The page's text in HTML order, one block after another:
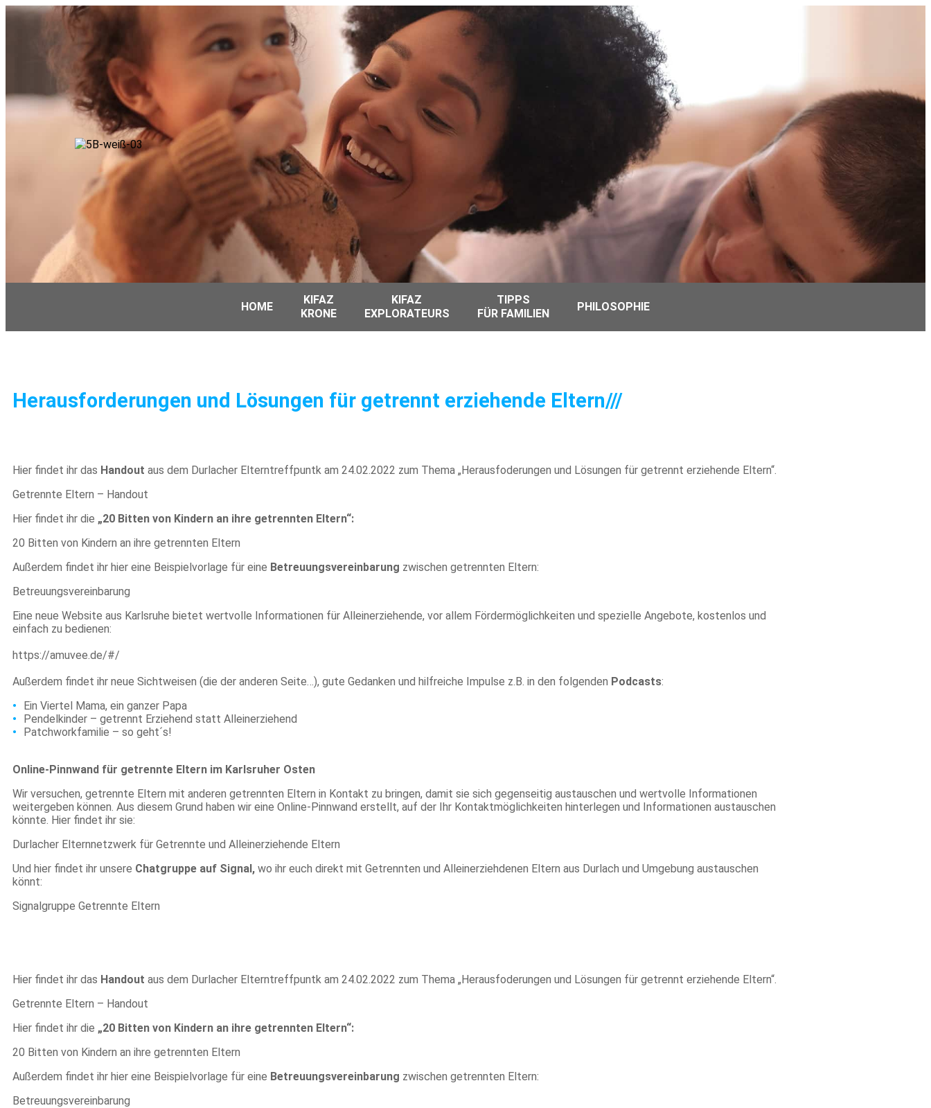
HOME
KIFAZ
KRONE
KIFAZ
EXPLORATEURS
TIPPS
FÜR FAMILIEN
PHILOSOPHIE
Herausforderungen und Lösungen für getrennt erziehende Eltern///
Hier findet ihr das Handout aus dem Durlacher Elterntreffpuntk am 24.02.2022 zum Thema „Herausfoderungen und Lösungen für getrennt erziehende Eltern“.
Getrennte Eltern – Handout
Hier findet ihr die „20 Bitten von Kindern an ihre getrennten Eltern“:
20 Bitten von Kindern an ihre getrennten Eltern
Außerdem findet ihr hier eine Beispielvorlage für eine Betreuungsvereinbarung zwischen getrennten Eltern:
Betreuungsvereinbarung
Eine neue Website aus Karlsruhe bietet wertvolle Informationen für Alleinerziehende, vor allem Fördermöglichkeiten und spezielle Angebote, kostenlos und
einfach zu bedienen:
https://amuvee.de/#/
Außerdem findet ihr neue Sichtweisen (die der anderen Seite…), gute Gedanken und hilfreiche Impulse z.B. in den folgenden Podcasts:
Ein Viertel Mama, ein ganzer Papa
Pendelkinder – getrennt Erziehend statt Alleinerziehend
Patchworkfamilie – so geht´s!
Online-Pinnwand für getrennte Eltern im Karlsruher Osten
Wir versuchen, getrennte Eltern mit anderen getrennten Eltern in Kontakt zu bringen, damit sie sich gegenseitig austauschen und wertvolle Informationen
weitergeben können. Aus diesem Grund haben wir eine Online-Pinnwand erstellt, auf der Ihr Kontaktmöglichkeiten hinterlegen und Informationen austauschen
könnte. Hier findet ihr sie:
Durlacher Elternnetzwerk für Getrennte und Alleinerziehende Eltern
Und hier findet ihr unsere Chatgruppe auf Signal, wo ihr euch direkt mit Getrennten und Alleinerziehdenen Eltern aus Durlach und Umgebung austauschen
könnt:
Signalgruppe Getrennte Eltern
Hier findet ihr das Handout aus dem Durlacher Elterntreffpuntk am 24.02.2022 zum Thema „Herausfoderungen und Lösungen für getrennt erziehende Eltern“.
Getrennte Eltern – Handout
Hier findet ihr die „20 Bitten von Kindern an ihre getrennten Eltern“:
20 Bitten von Kindern an ihre getrennten Eltern
Außerdem findet ihr hier eine Beispielvorlage für eine Betreuungsvereinbarung zwischen getrennten Eltern:
Betreuungsvereinbarung